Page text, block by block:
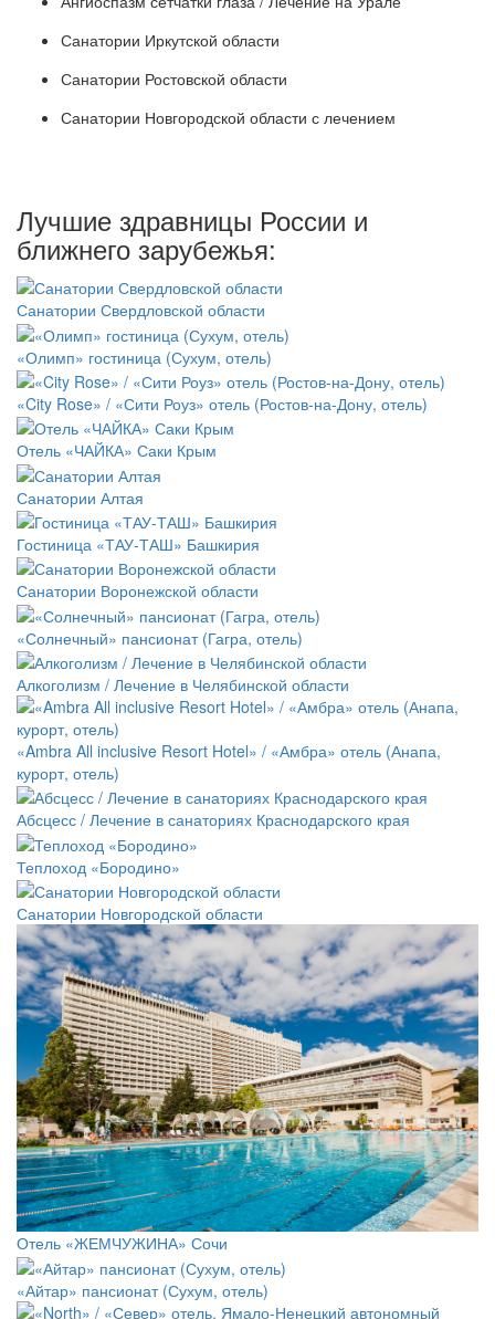
Санатории Иркутской области
Санатории Ростовской области
Санатории Новгородской области с лечением
Лучшие здравницы России и
ближнего зарубежья:
Санатории Свердловской области
«Олимп» гостиница (Сухум, отель)
«City Rose» / «Сити Роуз» отель (Ростов-на-Дону, отель)
Отель «ЧАЙКА» Саки Крым
Санатории Алтая
Гостиница «ТАУ-ТАШ» Башкирия
Санатории Воронежской области
«Солнечный» пансионат (Гагра, отель)
Алкоголизм / Лечение в Челябинской области
«Ambra All inclusive Resort Hotel» / «Амбра» отель (Анапа,
курорт, отель)
Абсцесс / Лечение в санаториях Краснодарского края
Теплоход «Бородино»
Санатории Новгородской области
Отель «ЖЕМЧУЖИНА» Сочи
«Айтар» пансионат (Сухум, отель)